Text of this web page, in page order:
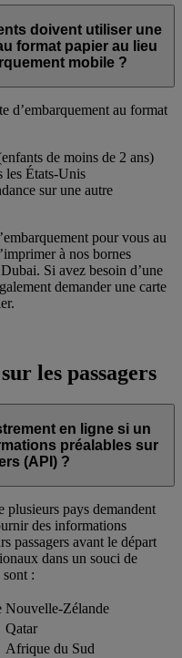
doivent utiliser une
format papier au lieu
mobile ?
d’embarquement au format
de moins de 2 ans)
les États-Unis
sur une autre
pour vous au
à nos bornes
Si avez besoin d’une
demander une carte
les passagers
en ligne si un
préalables sur
(API) ?
pays demandent
des informations
passagers avant le départ
dans un souci de
:
Nouvelle-Zélande
Qatar
Afrique du Sud